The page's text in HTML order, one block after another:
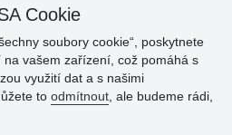
Cookie
soubory cookie“, poskytnete
vašem zařízení, což pomáhá s
využití dat a s našimi
to odmítnout , ale budeme rádi,